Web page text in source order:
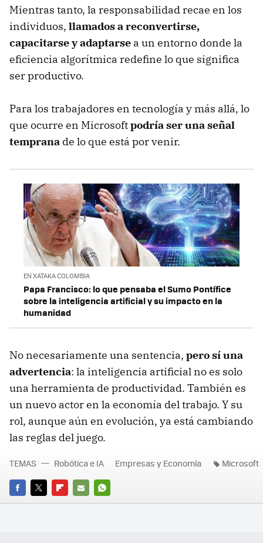
Mientras tanto, la responsabilidad recae en los
individuos, llamados a reconvertirse,
capacitarse y adaptarse a un entorno donde la
eficiencia algorítmica redefine lo que significa
ser productivo.
Para los trabajadores en tecnología y más allá, lo
que ocurre en Microsoftpodría ser una señal
temprana de lo que está por venir.
EN XATAKA COLOMBIA
Papa Francisco: lo que pensaba el Sumo Pontífice
sobre la inteligencia artificial y su impacto en la
humanidad
No necesariamente una sentencia, pero sí una
advertencia: la inteligencia artificial no es solo
una herramienta de productividad. También es
un nuevo actor en la economía del trabajo. Y su
rol, aunque aún en evolución, ya está cambiando
las reglas del juego.
FACEBOOK
TWITTERFLIPBOARD
E-
WHATSAPP
TEMAS Robótica e IA Empresas y Economía Microsoft